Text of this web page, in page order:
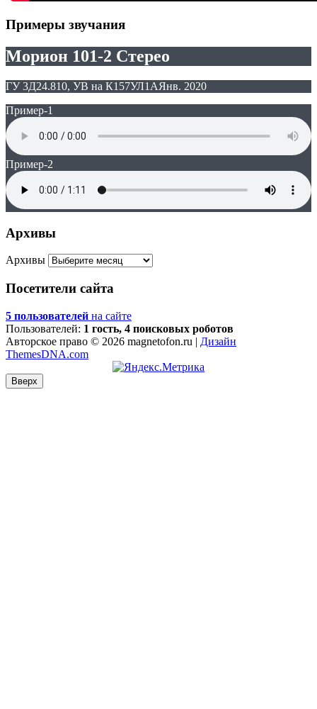
Примеры звучания
Морион 101-2 Стерео
ГУ 3Д24.810, УВ на К157УЛ1АЯнв. 2020
Пример-1
Пример-2
Архивы
Архивы
Посетители сайта
5 пользователей на сайте
Пользователей: 1 гость, 4 поисковых роботов
Авторское право © 2026 magnetofon.ru | Дизайн
ThemesDNA.com
Вверх